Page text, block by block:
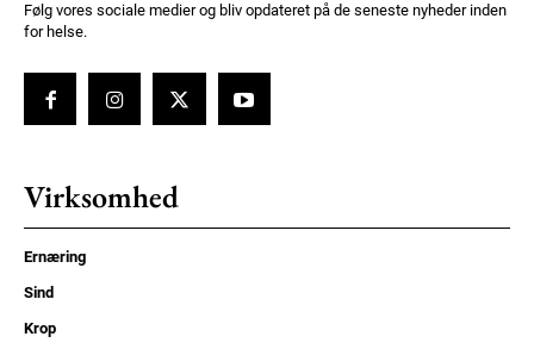
Følg vores sociale medier og bliv opdateret på de seneste nyheder inden
for helse.
Virksomhed
Ernæring
Sind
Krop